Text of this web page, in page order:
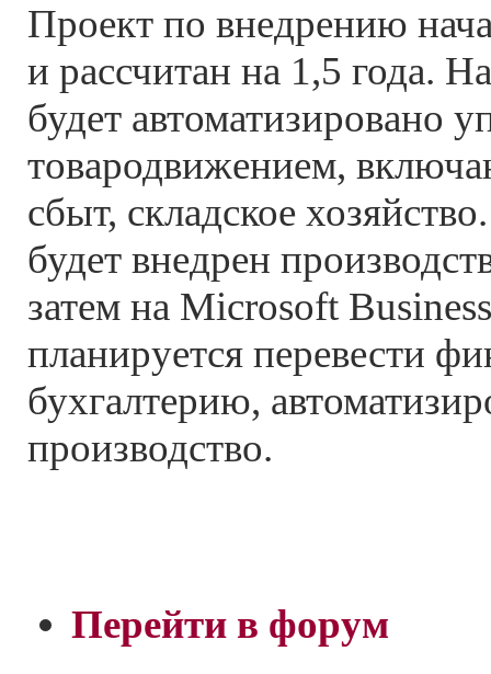
Проект по внедрению
и рассчитан на 1,5 года.
будет автоматизировано
товародвижением,
сбыт, складское
будет внедрен
затем на Microsoft
планируется перевести
бухгалтерию,
производство.
Перейти в форум